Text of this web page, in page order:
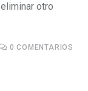
otro
0 COMENTARIOS